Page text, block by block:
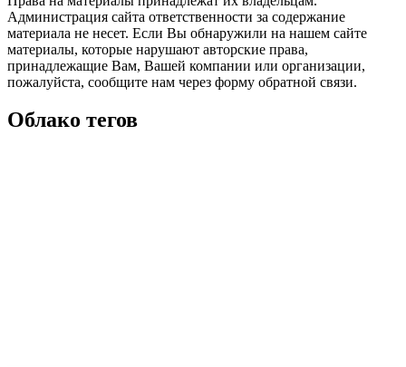
Администрация сайта ответственности за содержание
материала не несет. Если Вы обнаружили на нашем сайте
материалы, которые нарушают авторские права,
принадлежащие Вам, Вашей компании или организации,
пожалуйста, сообщите нам через форму обратной связи.
Облако тегов